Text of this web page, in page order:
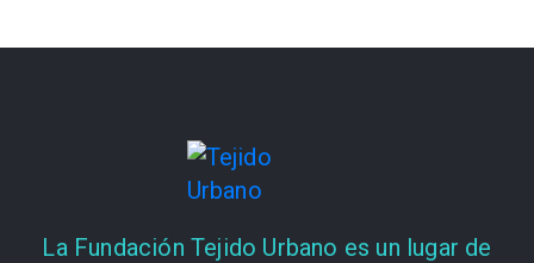
La Fundación Tejido Urbano es un lugar de